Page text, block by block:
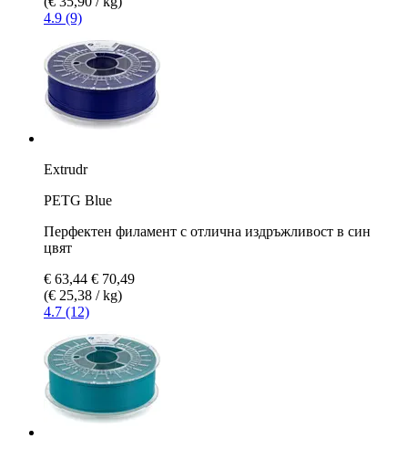
4.9 (9)
Extrudr
PETG Blue
Перфектен филамент с отлична издръжливост в син
цвят
€ 63,44 € 70,49
(€ 25,38 / kg)
4.7 (12)